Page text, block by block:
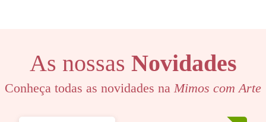
As nossas Novidades
Conheça todas as novidades na Mimos com Arte